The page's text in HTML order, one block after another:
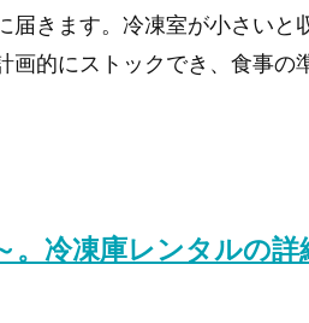
届きます。冷凍室が小さいと
画的にストックでき、食事の
。冷凍庫レンタルの詳